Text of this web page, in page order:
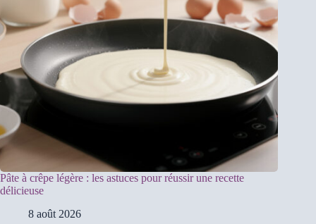
Pâte à crêpe légère : les astuces pour réussir une recette
délicieuse
8 août 2026